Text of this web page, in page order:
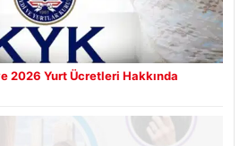
2026 Yurt Ücretleri Hakkında